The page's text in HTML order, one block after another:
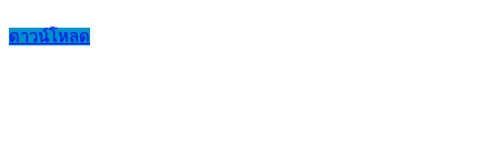
ดาวน์โหลด